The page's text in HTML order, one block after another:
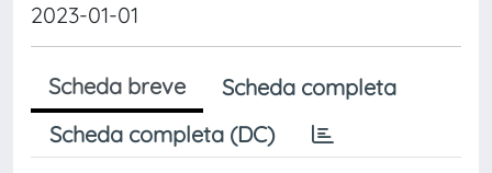
2023-01-01
Scheda breve
Scheda completa
Scheda completa (DC)